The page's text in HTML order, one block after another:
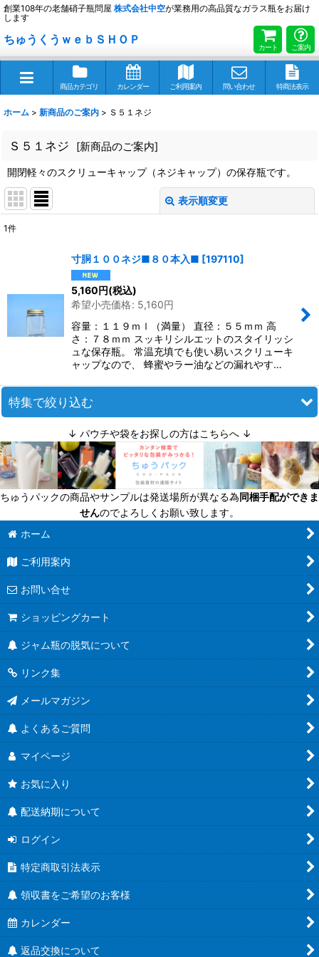
創業108年の老舗硝子瓶問屋 株式会社中空が業務用の高品質なガラス瓶をお届け
します
ちゅうくうｗｅｂＳＨＯＰ
カート ご案内
商品カテゴリ カレンダー ご利用案内 問い合わせ 特商法表示
ホーム > 新商品のご案内 > Ｓ５１ネジ
Ｓ５１ネジ [新商品のご案内]
開閉軽々のスクリューキャップ（ネジキャップ）の保存瓶です。
表示順変更
絞り込む
1件
寸胴１００ネジ■８０本入■ [197110]
5,160円(税込)
希望小売価格: 5,160円
容量：１１９ｍｌ（満量） 直径：５５ｍｍ 高
さ：７８ｍｍ スッキリシルエットのスタイリッシ
ュな保存瓶。 常温充填でも使い易いスクリューキ
ャップなので、 蜂蜜やラー油などの漏れやす…
特集で絞り込む
迷ったら定番商品！
送料無料商品
超軽量瓶
六角びん
八角びん
角びん全て
マヨネーズびん
お酒のテイクアウト容器
人気のハーバリウム瓶
蜂蜜キャップ有
結婚式にお勧め！
ユニバーサルデザイン
Ｔ４３ツイスト
Ｔ４８ツイスト
Ｔ５３ツイスト
↓ パウチや袋をお探しの方はこちらへ ↓
ちゅうパックの商品やサンプルは発送場所が異なる為同梱手配ができま
せんのでよろしくお願い致します。
ホーム
ご利用案内
お問い合せ
ショッピングカート
ジャム瓶の脱気について
リンク集
メールマガジン
よくあるご質問
マイページ
お気に入り
配送納期について
ログイン
特定商取引法表示
領収書をご希望のお客様
カレンダー
返品交換について